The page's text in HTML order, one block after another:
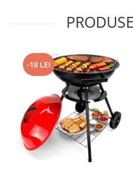
-18 LEI